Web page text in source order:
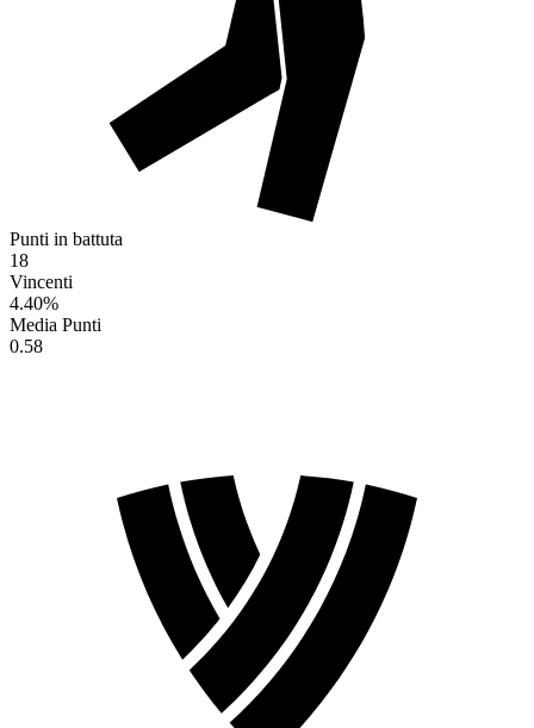
Punti in battuta
18
Vincenti
4.40%
Media Punti
0.58